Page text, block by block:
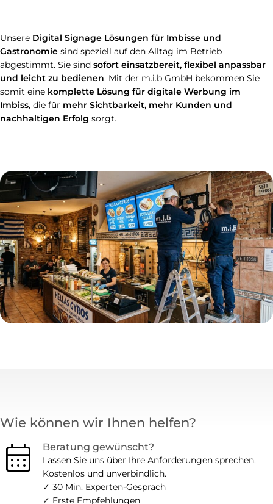
Unsere Digital Signage Lösungen für Imbisse und
Gastronomie sind speziell auf den Alltag im Betrieb
abgestimmt. Sie sind sofort einsatzbereit, flexibel anpassbar
und leicht zu bedienen. Mit der m.i.b GmbH bekommen Sie
somit eine komplette Lösung für digitale Werbung im
Imbiss, die für mehr Sichtbarkeit, mehr Kunden und
nachhaltigen Erfolg sorgt.
Wie können wir Ihnen helfen?
calendar_month Beratung gewünscht?
Lassen Sie uns über Ihre Anforderungen sprechen.
Kostenlos und unverbindlich.
✓ 30 Min. Experten-Gespräch
✓ Erste Empfehlungen